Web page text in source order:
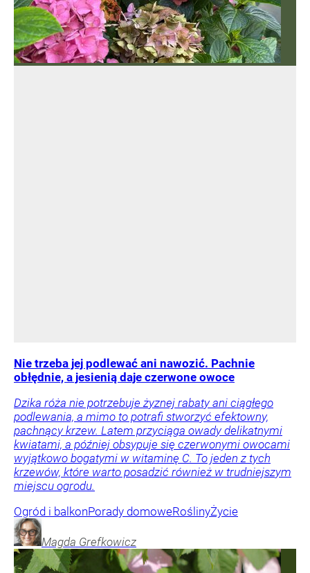
Nie trzeba jej podlewać ani nawozić. Pachnie
obłędnie, a jesienią daje czerwone owoce
Dzika róża nie potrzebuje żyznej rabaty ani ciągłego
podlewania, a mimo to potrafi stworzyć efektowny,
pachnący krzew. Latem przyciąga owady delikatnymi
kwiatami, a później obsypuje się czerwonymi owocami
wyjątkowo bogatymi w witaminę C. To jeden z tych
krzewów, które warto posadzić również w trudniejszym
miejscu ogrodu.
Ogród i balkonPorady domoweRoślinyŻycie
Magda Grefkowicz